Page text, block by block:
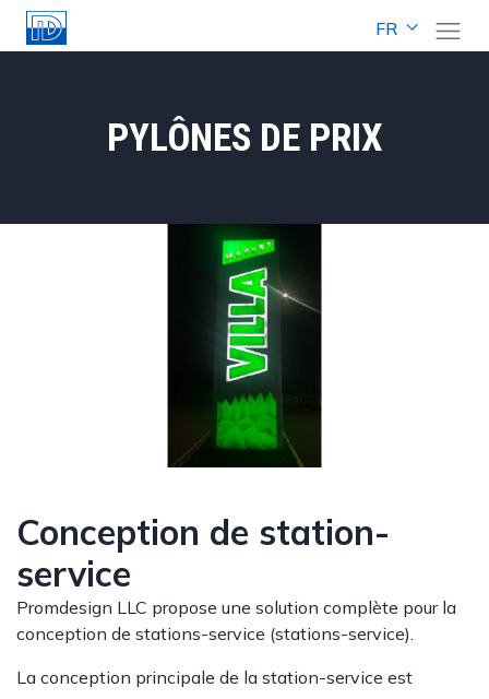
FR
PYLÔNES DE PRIX
Conception de station-
service
Promdesign LLC propose une solution complète pour la
conception de stations-service (stations-service).
La conception principale de la station-service est